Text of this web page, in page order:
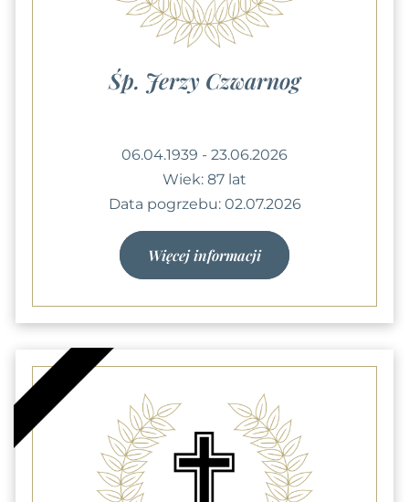
Śp. Jerzy Czwarnog
06.04.1939 - 23.06.2026
Wiek: 87 lat
Data pogrzebu: 02.07.2026
Więcej informacji